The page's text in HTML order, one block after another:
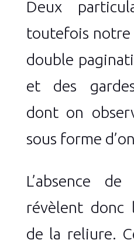
Deux
toutefois
double
et des
dont on
sous forme
L’absence
révèlent donc
de la reliure.